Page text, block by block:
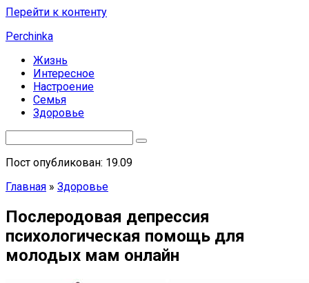
Перейти к контенту
Perchinka
Жизнь
Интересное
Настроение
Семья
Здоровье
Пост опубликован: 19.09
Главная » Здоровье
Послеродовая депрессия
психологическая помощь для
молодых мам онлайн